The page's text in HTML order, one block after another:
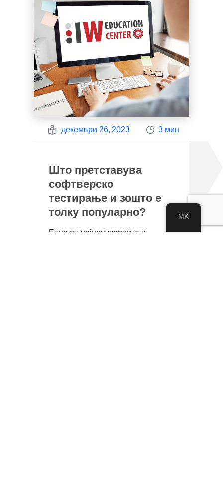
декември 26, 2023 3 мин
Што претставува
софтверско
тестирање и зошто е
толку популарно?
Една од најпопуларните и
MK